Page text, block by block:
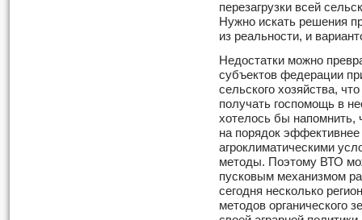
перезагрузки всей
Нужно искать решения
из реальности, и
Недостатки можно
субъектов федерации
сельского хозяйства,
получать госпомощь в
хотелось бы напомнить,
на порядок
агроклиматическими
методы. Поэтому ВТО
пусковым механизмом
сегодня несколько
методов органического